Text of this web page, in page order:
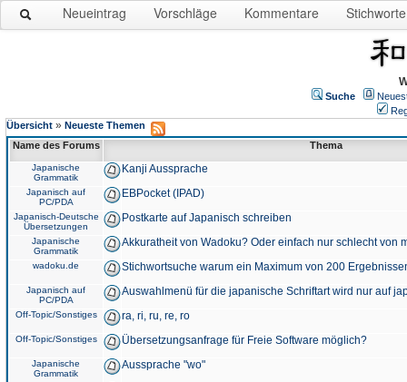
Neueintrag Vorschläge Kommentare Stichworte
Suche
Übersicht » Neueste Themen
Name des Forums
Thema
Japanische
Grammatik
Kanji Aussprache
Japanisch auf
PC/PDA
EBPocket (IPAD)
Japanisch-Deutsche
Übersetzungen
Postkarte auf Japanisch schreiben
Japanische
Grammatik
Akkuratheit von Wadoku? Oder einfach nur schlecht von
wadoku.de Stichwortsuche warum ein Maximum von 200
Japanisch auf
PC/PDA
Auswahlmenü für die japanische Schriftart wird nur auf
Off-Topic/Sonstiges ra, ri, ru, re, ro
Off-Topic/Sonstiges Übersetzungsanfrage für Freie Software möglich?
Japanische
Grammatik
Aussprache "wo"